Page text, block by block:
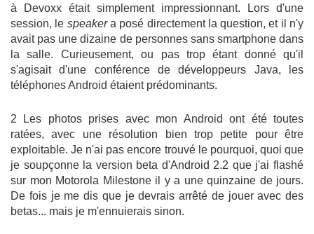
à Devoxx était simplement impressionnant. Lors d'une
session, le speakera posé directement la question, et il n'y
avait pas une dizaine de personnes sans smartphone dans
la salle. Curieusement, ou pas trop étant donné qu'il
s'agisait d'une conférence de développeurs Java, les
téléphones Android étaient prédominants.
2 Les photos prises avec mon Android ont été toutes
ratées, avec une résolution bien trop petite pour être
exploitable. Je n'ai pas encore trouvé le pourquoi, quoi que
je soupçonne la version beta d'Android 2.2 que j'ai flashé
sur mon Motorola Milestone il y a une quinzaine de jours.
De fois je me dis que je devrais arrêté de jouer avec des
betas... mais je m'ennuierais sinon.